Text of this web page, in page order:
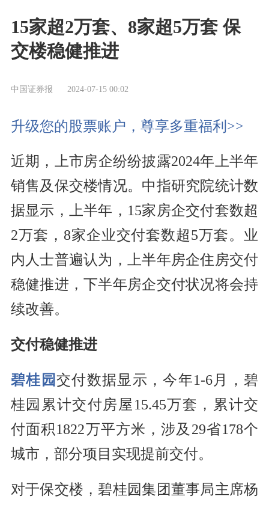
15家超2万套、8家超5万套 保
交楼稳健推进
中国证券报 2024-07-15 00:02
升级您的股票账户，尊享多重福利>>
近期，上市房企纷纷披露2024年上半年
销售及保交楼情况。中指研究院统计数
据显示，上半年，15家房企交付套数超
2万套，8家企业交付套数超5万套。业
内人士普遍认为，上半年房企住房交付
稳健推进，下半年房企交付状况将会持
续改善。
交付稳健推进
碧桂园交付数据显示，今年1-6月，碧
桂园累计交付房屋15.45万套，累计交
付面积1822万平方米，涉及29省178个
城市，部分项目实现提前交付。
对于保交楼，碧桂园集团董事局主席杨